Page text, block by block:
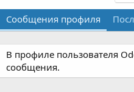
Сообщения профиля
В профиле пользователя
сообщения.